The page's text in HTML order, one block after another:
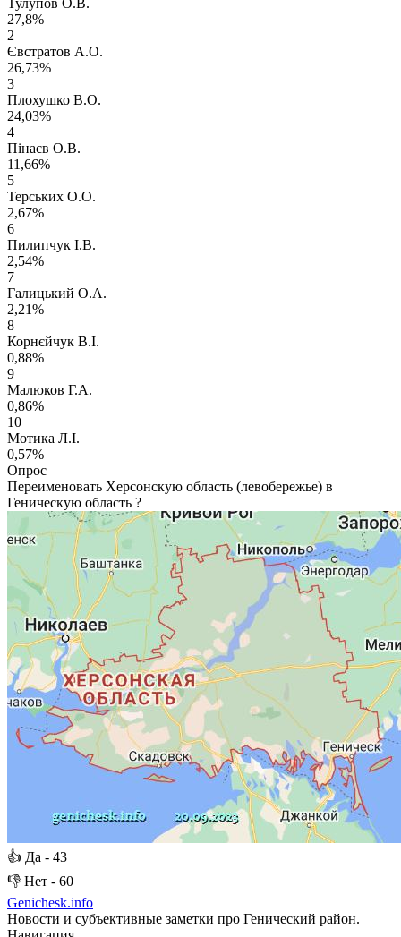
27,8%
2
Євстратов А.О.
26,73%
3
Плохушко В.О.
24,03%
4
Пінаєв О.В.
11,66%
5
Терських О.О.
2,67%
6
Пилипчук І.В.
2,54%
7
Галицький О.А.
2,21%
8
Корнєйчук В.І.
0,88%
9
Малюков Г.А.
0,86%
10
Мотика Л.І.
0,57%
Опрос
Переименовать Херсонскую область (левобережье) в
Геническую область ?
👍 Да - 43
👎 Нет - 60
Genichesk.info
Новости и субъективные заметки про Генический район.